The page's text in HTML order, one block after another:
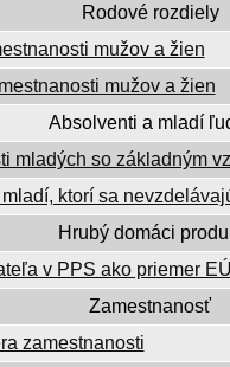
Rodové rozdiely
mužov a žien
mužov a žien
Absolventi a mladí
mladých so základným
ktorí sa
Hrubý domáci
v PPS ako priemer EÚ
Zamestnanosť
zamestnanosti